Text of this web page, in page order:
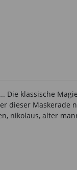
Die klassische
dieser
nikolaus, alter